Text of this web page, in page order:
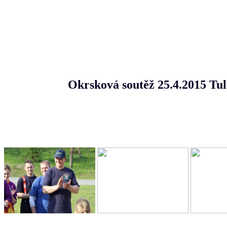
Okrsková soutěž 25.4.2015